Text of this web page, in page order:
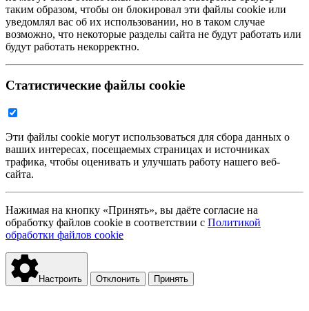
таким образом, чтобы он блокировал эти файлы cookie или
уведомлял вас об их использовании, но в таком случае
возможно, что некоторые разделы сайта не будут работать или
будут работать некорректно.
Статистические файлы cookie
Эти файлы cookie могут использоваться для сбора данных о
ваших интересах, посещаемых страницах и источниках
трафика, чтобы оценивать и улучшать работу нашего веб-
сайта.
Нажимая на кнопку «Принять», вы даёте согласие на
обработку файлов cookie в соответствии с Политикой
обработки файлов cookie
Настроить Отклонить Принять